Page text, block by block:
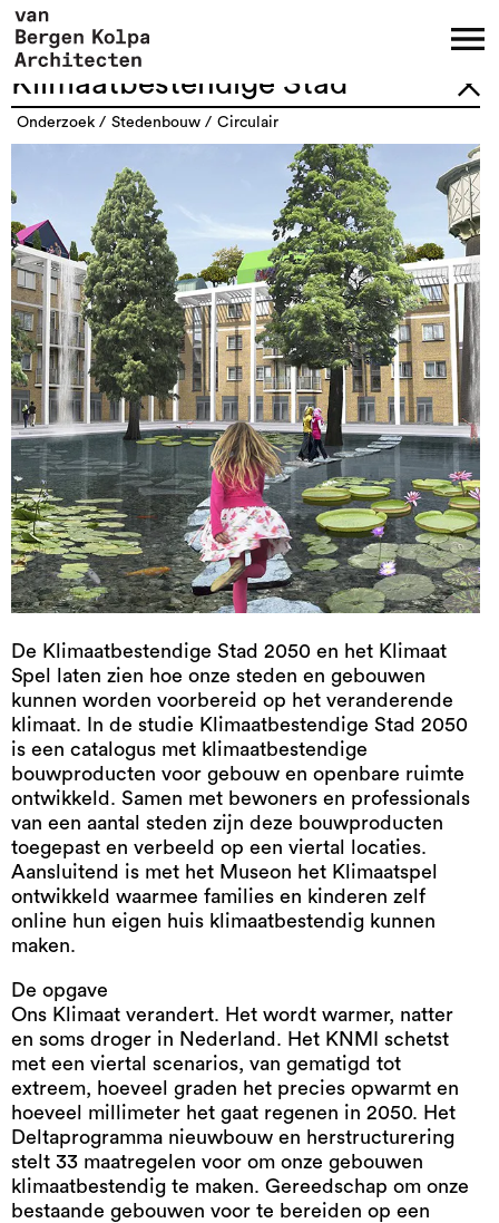
Klimaatbestendige Stad
onderzoek stedenbouw circulair
De Klimaatbestendige Stad 2050 en het Klimaat
Spel laten zien hoe onze steden en gebouwen
kunnen worden voorbereid op het veranderende
klimaat. In de studie Klimaatbestendige Stad 2050
is een catalogus met klimaatbestendige
bouwproducten voor gebouw en openbare ruimte
ontwikkeld. Samen met bewoners en professionals
van een aantal steden zijn deze bouwproducten
toegepast en verbeeld op een viertal locaties.
Aansluitend is met het Museon het Klimaatspel
ontwikkeld waarmee families en kinderen zelf
online hun eigen huis klimaatbestendig kunnen
maken.
De opgave
Ons Klimaat verandert. Het wordt warmer, natter
en soms droger in Nederland. Het KNMI schetst
met een viertal scenarios, van gematigd tot
extreem, hoeveel graden het precies opwarmt en
hoeveel millimeter het gaat regenen in 2050. Het
Deltaprogramma nieuwbouw en herstructurering
stelt 33 maatregelen voor om onze gebouwen
klimaatbestendig te maken. Gereedschap om onze
bestaande gebouwen voor te bereiden op een